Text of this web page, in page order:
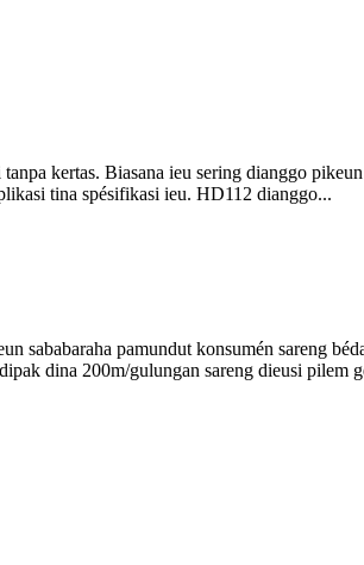
kertas. Biasana ieu sering dianggo
tina spésifikasi ieu. HD112 dianggo...
sababaraha pamundut konsumén sareng
dina 200m/gulungan sareng dieusi pilem